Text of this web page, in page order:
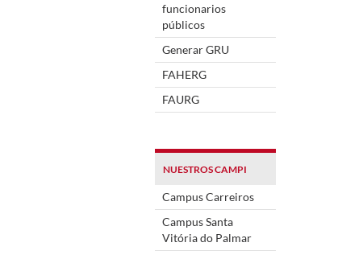
funcionarios
públicos
Generar GRU
FAHERG
FAURG
NUESTROS CAMPI
Campus Carreiros
Campus Santa
Vitória do Palmar